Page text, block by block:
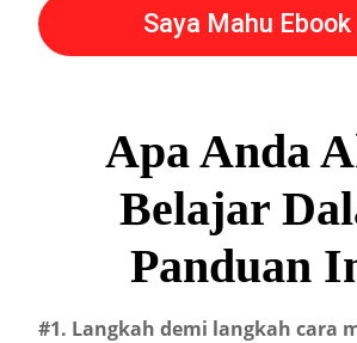
Saya Mahu Ebook
Apa Anda
Belajar
Panduan
#1. Langkah demi langkah cara